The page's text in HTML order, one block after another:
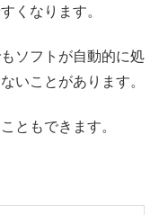
くなります。
ソフトが自動的に処
いことがあります。
ともできます。